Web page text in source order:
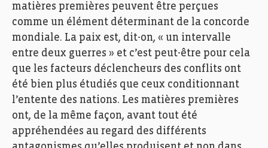
matières premières peuvent être perçues
comme un élément déterminant de la concorde
mondiale. La paix est, dit-on, « un intervalle
entre deux guerres » et c’est peut-être pour cela
que les facteurs déclencheurs des conflits ont
été bien plus étudiés que ceux conditionnant
l’entente des nations. Les matières premières
ont, de la même façon, avant tout été
appréhendées au regard des différents